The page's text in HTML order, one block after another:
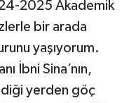
2025 Akademik
bir arada
yaşıyorum.
İbni Sina’nın,
yerden göç